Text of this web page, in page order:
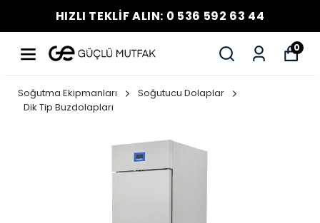
HIZLI TEKLİF ALIN: 0 536 592 63 44
0
Soğutma Ekipmanları
Soğutucu Dolaplar
Dik Tip Buzdolapları